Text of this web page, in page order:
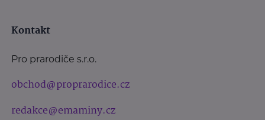
Kontakt
Pro prarodiče s.r.o.
obchod@proprarodice.cz
redakce@emaminy.cz